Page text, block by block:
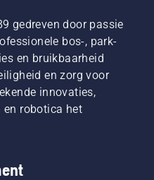
gedreven door passie
bos-, park-
en bruikbaarheid
en zorg voor
innovaties,
robotica het